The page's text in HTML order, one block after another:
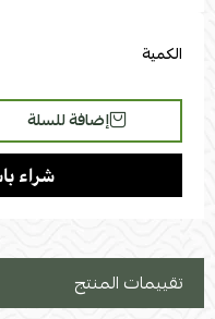
الكمية
إضافة للسلة
تقييمات المنتج